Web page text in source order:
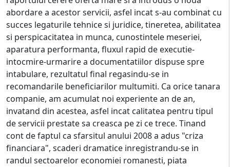
abordare a acestor servicii, asfel incat s-au combinat cu
succes legaturile tehnice si juridice, tineretea, abilitatea
si perspicacitatea in munca, cunostintele meseriei,
aparatura performanta, fluxul rapid de executie-
intocmire-urmarire a documentatiilor dispuse spre
intabulare, rezultatul final regasindu-se in
recomandarile beneficiarilor multumiti. Ca orice tanara
companie, am acumulat noi experiente an de an,
invatand din acestea, asfel incat calitatea pentru tipul
de servicii prestate sa creasca pe zi ce trece. Tinand
cont de faptul ca sfarsitul anului 2008 a adus "criza
financiara", scaderi dramatice inregistrandu-se in
randul sectoarelor economiei romanesti, piata